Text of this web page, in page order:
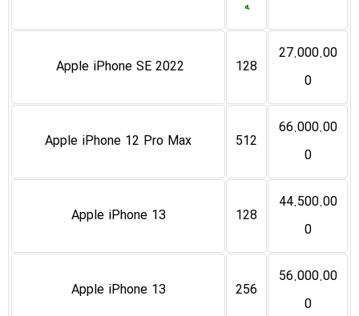
ه
27.000.00
0
128
Apple iPhone SE 2022
66.000.00
0
512
Apple iPhone 12 Pro Max
44.500.00
0
128
Apple iPhone 13
56.000.00
0
256
Apple iPhone 13